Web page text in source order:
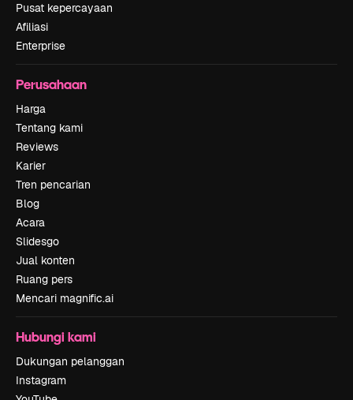
Pusat kepercayaan
Afiliasi
Enterprise
Perusahaan
Harga
Tentang kami
Reviews
Karier
Tren pencarian
Blog
Acara
Slidesgo
Jual konten
Ruang pers
Mencari magnific.ai
Hubungi kami
Dukungan pelanggan
Instagram